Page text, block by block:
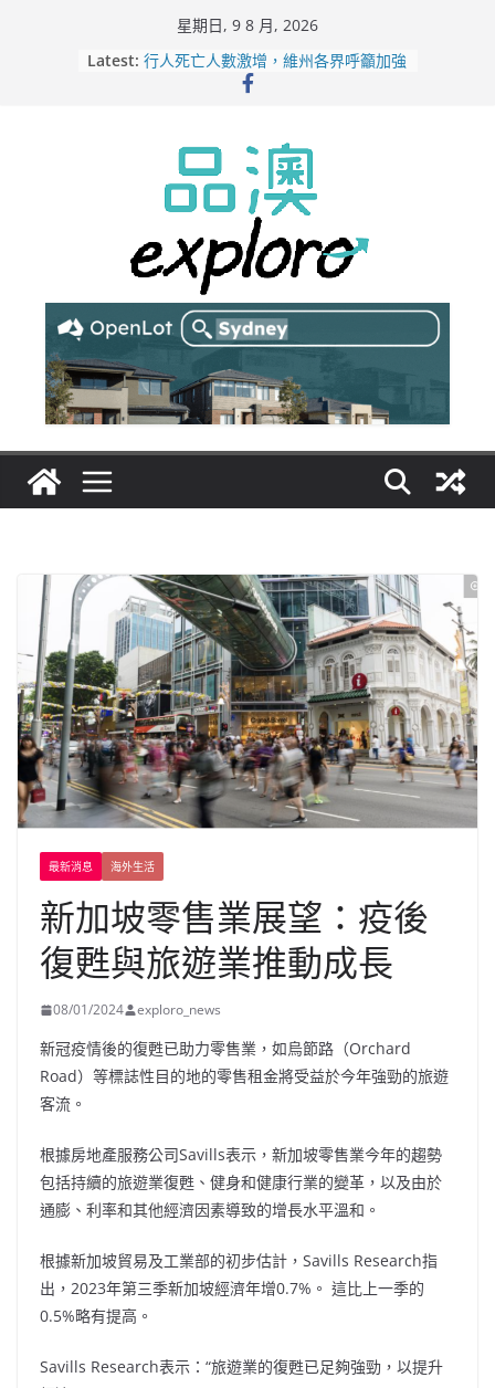
星期日, 9 8 月, 2026
Latest: 行人死亡人數激增，維州各界呼籲加強
美商二手巨頭進駐吉朗，在地慈善小店
憂生存空間遭擠壓
電動車電池爭端隱憂浮現！經銷商警告
澳洲恐迎訴訟浪潮
拒絕白工！ Aldi涉強迫無薪加班 掏
5500萬澳元和解
最新消息 海外生活
新加坡零售業展望：疫後
復甦與旅遊業推動成長
08/01/2024 exploro_news
新冠疫情後的復甦已助力零售業，如烏節路（Orchard
Road）等標誌性目的地的零售租金將受益於今年強勁的旅遊
客流。
根據房地產服務公司Savills表示，新加坡零售業今年的趨勢
包括持續的旅遊業復甦、健身和健康行業的變革，以及由於
通膨、利率和其他經濟因素導致的增長水平溫和。
根據新加坡貿易及工業部的初步估計，Savills Research指
出，2023年第三季新加坡經濟年增0.7%。 這比上一季的
0.5%略有提高。
Savills Research表示：“旅遊業的復甦已足夠強勁，以提升